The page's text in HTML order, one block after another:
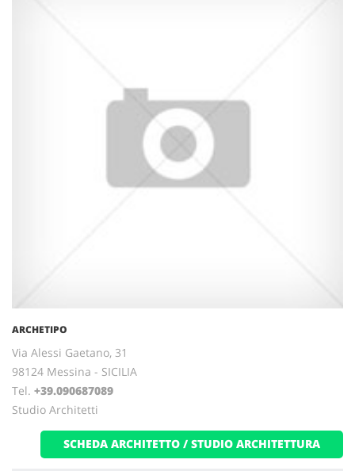
ARCHETIPO
Via Alessi Gaetano, 31
98124 Messina - SICILIA
Tel. +39.090687089
Studio Architetti
SCHEDA ARCHITETTO / STUDIO ARCHITETTURA